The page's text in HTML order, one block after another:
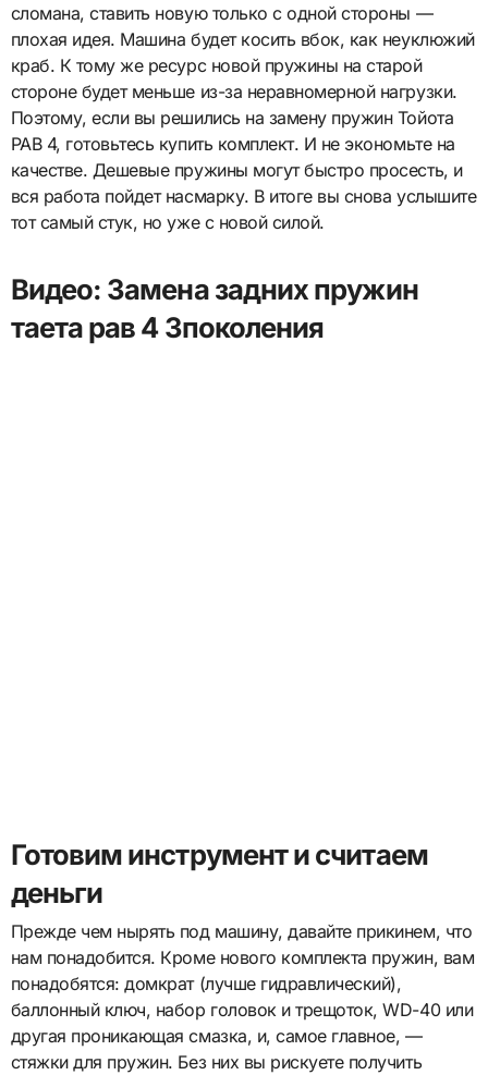
сломана, ставить новую только с одной стороны —
плохая идея. Машина будет косить вбок, как неуклюжий
краб. К тому же ресурс новой пружины на старой
стороне будет меньше из-за неравномерной нагрузки.
Поэтому, если вы решились на замену пружин Тойота
РАВ 4, готовьтесь купить комплект. И не экономьте на
качестве. Дешевые пружины могут быстро просесть, и
вся работа пойдет насмарку. В итоге вы снова услышите
тот самый стук, но уже с новой силой.
Видео: Замена задних пружин
таета рав 4 3поколения
Готовим инструмент и считаем
деньги
Прежде чем нырять под машину, давайте прикинем, что
нам понадобится. Кроме нового комплекта пружин, вам
понадобятся: домкрат (лучше гидравлический),
баллонный ключ, набор головок и трещоток, WD-40 или
другая проникающая смазка, и, самое главное, —
стяжки для пружин. Без них вы рискуете получить